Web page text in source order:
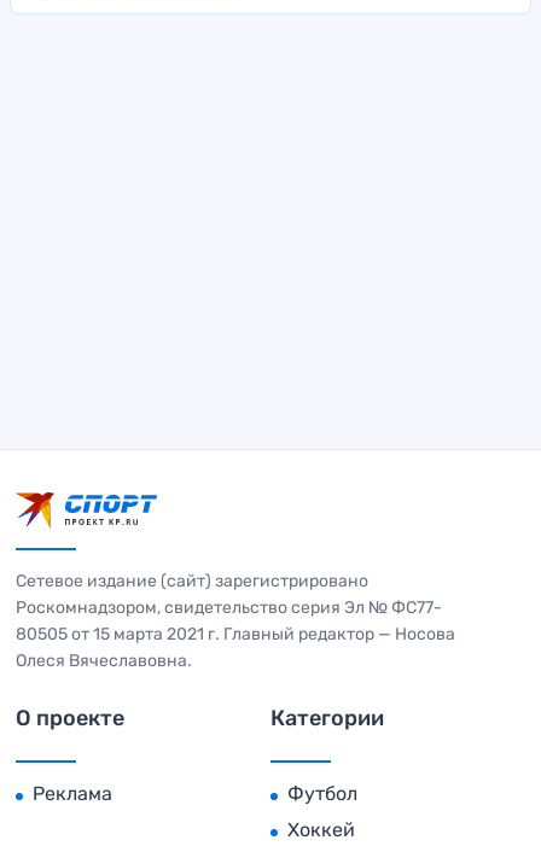
Сетевое издание (сайт) зарегистрировано
Роскомнадзором, свидетельство серия Эл № ФС77-
80505 от 15 марта 2021 г. Главный редактор — Носова
Олеся Вячеславовна.
О проекте
Реклама
Категории
Футбол
Хоккей